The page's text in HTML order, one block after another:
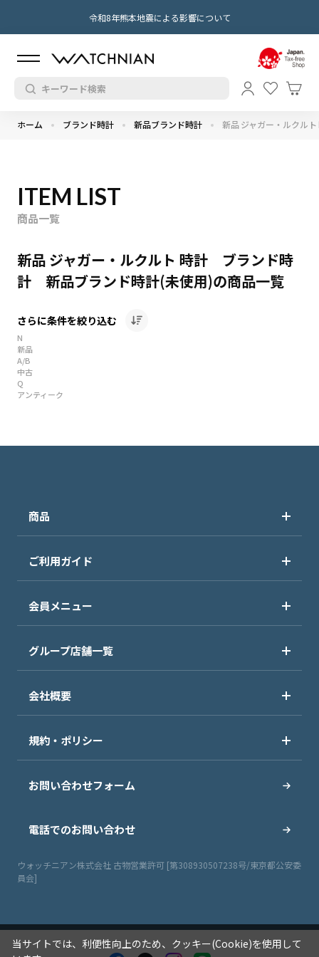
令和8年熊本地震による影響について
ホーム ブランド時計 新品ブランド時計 新品 ジャガー・ルクルト
ITEM LIST
商品一覧
新品 ジャガー・ルクルト 時計 ブランド時
計 新品ブランド時計(未使用)の商品一覧
さらに条件を絞り込む
N
新品
A/B
中古
Q
アンティーク
商品
ご利用ガイド
会員メニュー
グループ店舗一覧
会社概要
規約・ポリシー
お問い合わせフォーム
電話でのお問い合わせ
ウォッチニアン株式会社 古物営業許可 [第308930507238号/東京都公安委
員会]
当サイトでは、利便性向上のため、クッキー(Cookie)を使用して